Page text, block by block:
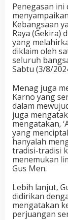
Penegasan
Kebangsaan
Raya (Gekira)
yang
diklaim oleh
seluruh
Sabtu (3/8/
Menag juga
Karno yang
dalam
juga
mengatakan,
yang
hanyalah
tradisi-tradisi
menemukan
Gus Men.
Lebih lanjut,
didirikan
mengatakan
perjuangan